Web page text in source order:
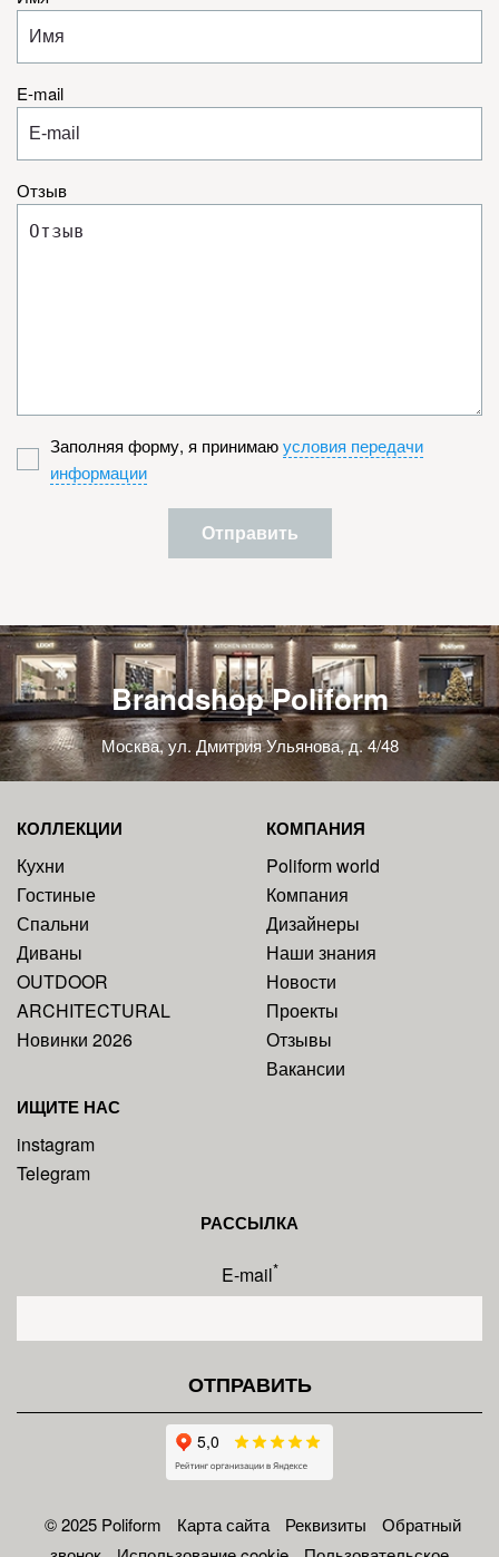
E-mail
Отзыв
Заполняя форму, я принимаюусловия передачи
информации
Brandshop Poliform
Москва, ул. Дмитрия Ульянова, д. 4/48
КОЛЛЕКЦИИ
Кухни
Гостиные
Спальни
Диваны
OUTDOOR
ARCHITECTURAL
Новинки 2026
КОМПАНИЯ
Poliform world
Компания
Дизайнеры
Наши знания
Новости
Проекты
Отзывы
Вакансии
ИЩИТЕ НАС
instagram
Telegram
РАССЫЛКА
E-mail*
© 2025 Poliform Карта сайта Реквизиты
Обратный